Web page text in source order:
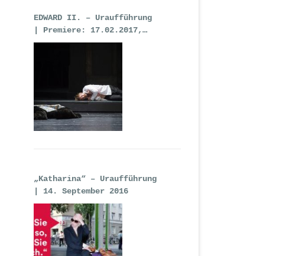
EDWARD II. – Uraufführung
| Premiere: 17.02.2017,
Deutsche Oper Berlin
„Katharina“ – Uraufführung
| 14. September 2016